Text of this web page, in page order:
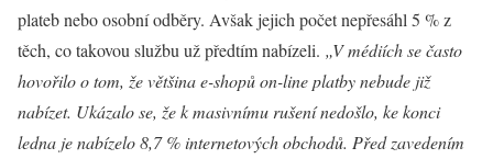
plateb nebo osobní odběry. Avšak jejich počet nepřesáhl 5 % z
těch, co takovou službu už předtím nabízeli. „V médiích se často
hovořilo o tom, že většina e-shopů on-line platby nebude již
nabízet. Ukázalo se, že k masivnímu rušení nedošlo, ke konci
ledna je nabízelo 8,7 % internetových obchodů. Před zavedením